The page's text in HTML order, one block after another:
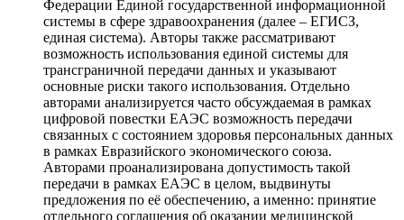
Федерации Единой государственной информационной
системы в сфере здравоохранения (далее – ЕГИСЗ,
единая система). Авторы также рассматривают
возможность использования единой системы для
трансграничной передачи данных и указывают
основные риски такого использования. Отдельно
авторами анализируется часто обсуждаемая в рамках
цифровой повестки ЕАЭС возможность передачи
связанных с состоянием здоровья персональных данных
в рамках Евразийского экономического союза.
Авторами проанализирована допустимость такой
передачи в рамках ЕАЭС в целом, выдвинуты
предложения по её обеспечению, а именно: принятие
отдельного соглашения об оказании медицинской